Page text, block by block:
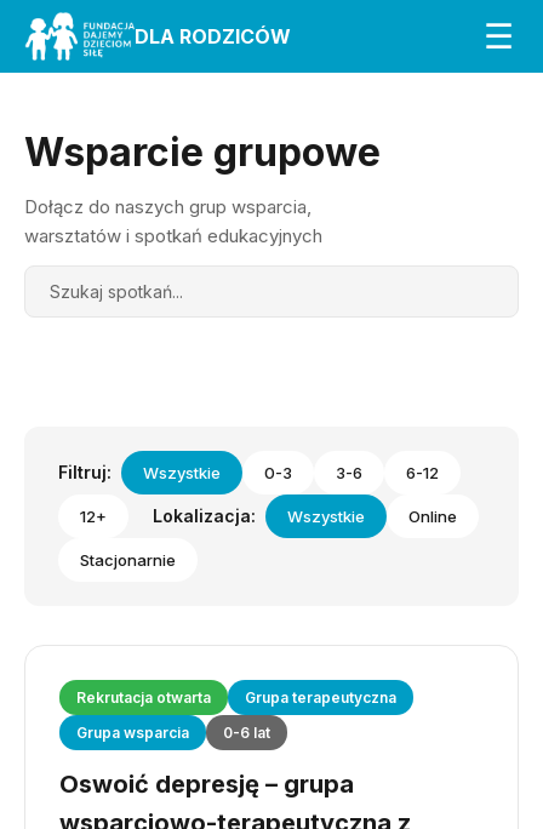
DLA RODZICÓW ☰
Wsparcie grupowe
Dołącz do naszych grup wsparcia,
warsztatów i spotkań edukacyjnych
Search
Filtruj: Wszystkie 0-3 3-6 6-12
12+ Lokalizacja: Wszystkie Online
Stacjonarnie
Rekrutacja otwarta
Grupa terapeutyczna
Grupa wsparcia
0-6 lat
Oswoić depresję – grupa
wsparciowo-terapeutyczna z